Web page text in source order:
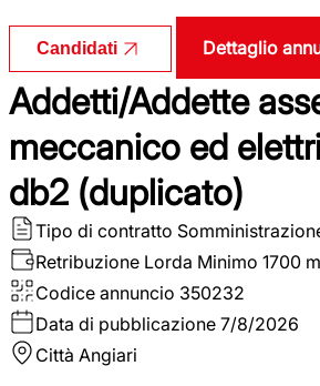
Candidati Dettaglio
Addetti/Addette
meccanico ed
db2 (duplicato)
Tipo di contratto
Retribuzione Lorda Minimo 1700
Codice annuncio 350232
Data di pubblicazione 7/8/2026
Città Angiari